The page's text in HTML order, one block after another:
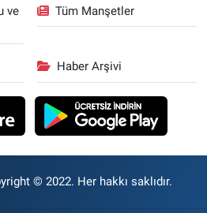
ve
Tüm Manşetler
Haber Arşivi
© 2022. Her hakkı saklıdır.